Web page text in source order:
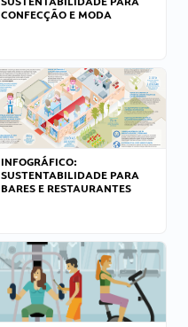
CONFECÇÃO E MODA
INFOGRÁFICO:
SUSTENTABILIDADE PARA
BARES E RESTAURANTES